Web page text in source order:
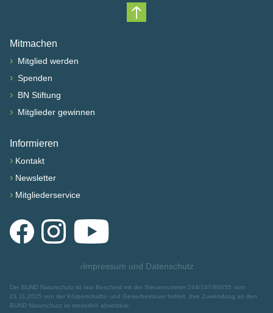
Nach oben scrollen
Mitmachen
› Mitglied werden
› Spenden
› BN Stiftung
› Mitglieder gewinnen
Informieren
› Kontakt
› Newsletter
› Mitgliederservice
FacebookInstagramYouTube
›Impressum und Datenschutz
Der BUND Naturschutz ist laut Bescheid mit der Steuernummer 244/147/80055 vom
21.11.2025 von der Körperschafts- und Gewerbesteuer befreit. Ihre Zuwendung an den
BUND Naturschutz ist steuerlich absetzbar.